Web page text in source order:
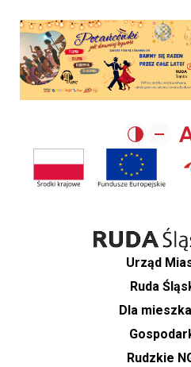
Urząd
Ruda
Dla
Rudzkie